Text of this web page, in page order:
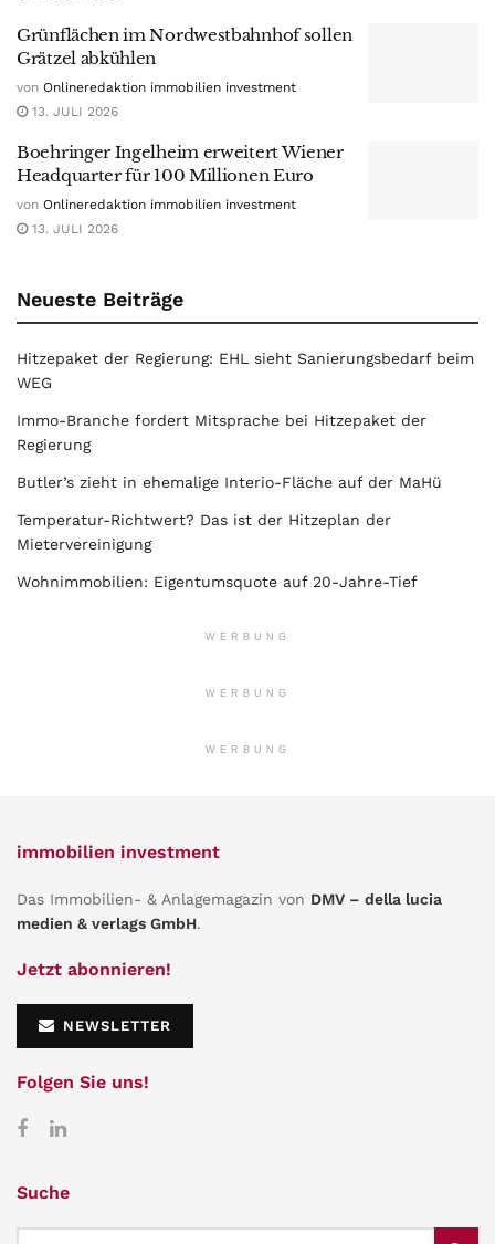
Grünflächen im Nordwestbahnhof sollen
Grätzel abkühlen
von Onlineredaktion immobilien investment
13. JULI 2026
Boehringer Ingelheim erweitert Wiener
Headquarter für 100 Millionen Euro
von Onlineredaktion immobilien investment
13. JULI 2026
Neueste Beiträge
Hitzepaket der Regierung: EHL sieht Sanierungsbedarf beim
WEG
Immo-Branche fordert Mitsprache bei Hitzepaket der
Regierung
Butler’s zieht in ehemalige Interio-Fläche auf der MaHü
Temperatur-Richtwert? Das ist der Hitzeplan der
Mietervereinigung
Wohnimmobilien: Eigentumsquote auf 20-Jahre-Tief
WERBUNG
WERBUNG
WERBUNG
immobilien investment
Das Immobilien- & Anlagemagazin von DMV – della lucia
medien & verlags GmbH.
Jetzt abonnieren!
NEWSLETTER
Folgen Sie uns!
Suche